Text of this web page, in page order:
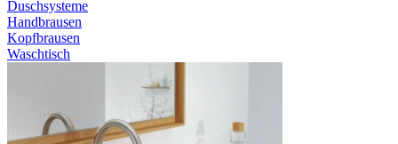
Duschsysteme
Handbrausen
Kopfbrausen
Waschtisch